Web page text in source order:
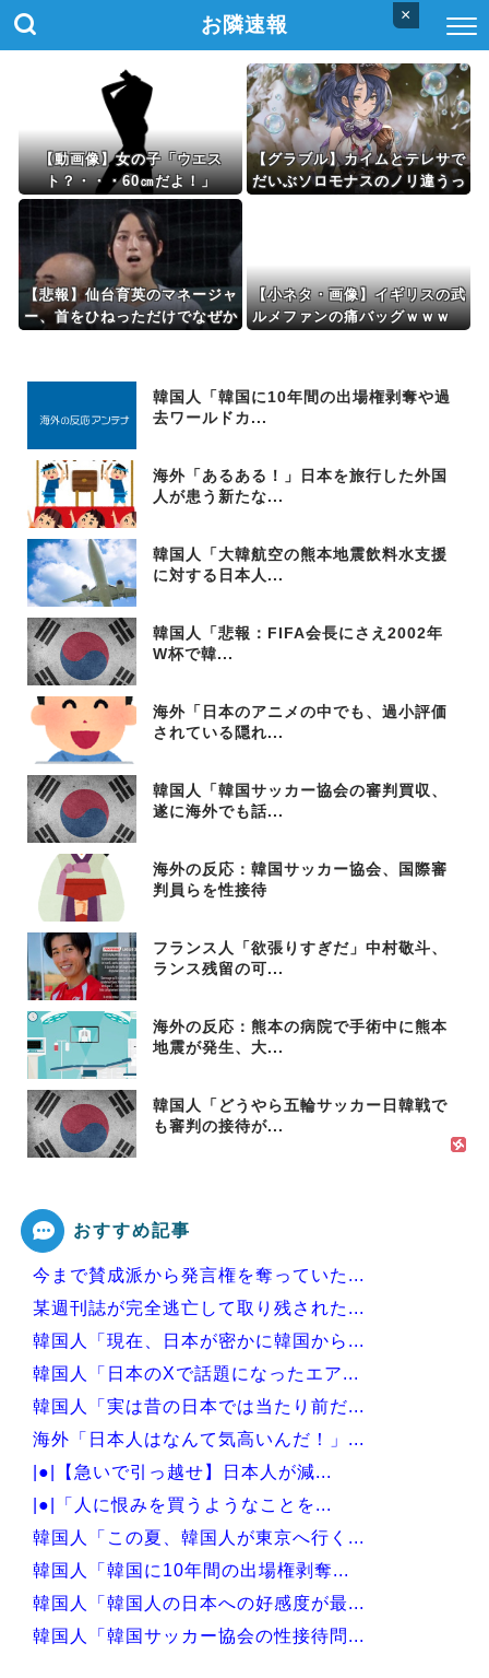
×
お隣速報
【動画像】女の子「ウエス
ト？・・・60㎝だよ！」
【グラブル】カイムとテレサで
だいぶソロモナスのノリ違うっ
【悲報】仙台育英のマネージャ
ー、首をひねっただけでなぜか
【小ネタ・画像】イギリスの武
ルメファンの痛バッグｗｗｗ
韓国人「韓国に10年間の出場権剥奪や過
去ワールドカ...
海外「あるある！」日本を旅行した外国
人が患う新たな...
韓国人「大韓航空の熊本地震飲料水支援
に対する日本人...
韓国人「悲報：FIFA会長にさえ2002年
W杯で韓...
海外「日本のアニメの中でも、過小評価
されている隠れ...
韓国人「韓国サッカー協会の審判買収、
遂に海外でも話...
海外の反応：韓国サッカー協会、国際審
判員らを性接待
フランス人「欲張りすぎだ」中村敬斗、
ランス残留の可...
海外の反応：熊本の病院で手術中に熊本
地震が発生、大...
韓国人「どうやら五輪サッカー日韓戦で
も審判の接待が...
おすすめ記事
今まで賛成派から発言権を奪っていた...
某週刊誌が完全逃亡して取り残された...
韓国人「現在、日本が密かに韓国から...
韓国人「日本のXで話題になったエア...
韓国人「実は昔の日本では当たり前だ...
海外「日本人はなんて気高いんだ！」...
|●|【急いで引っ越せ】日本人が減...
|●|「人に恨みを買うようなことを...
韓国人「この夏、韓国人が東京へ行く...
韓国人「韓国に10年間の出場権剥奪...
韓国人「韓国人の日本への好感度が最...
韓国人「韓国サッカー協会の性接待問...